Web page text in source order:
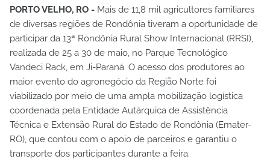
PORTO VELHO, RO - Mais de 11,8 mil agricultores familiares
de diversas regiões de Rondônia tiveram a oportunidade de
participar da 13ª Rondônia Rural Show Internacional (RRSI),
realizada de 25 a 30 de maio, no Parque Tecnológico
Vandeci Rack, em Ji-Paraná. O acesso dos produtores ao
maior evento do agronegócio da Região Norte foi
viabilizado por meio de uma ampla mobilização logística
coordenada pela Entidade Autárquica de Assistência
Técnica e Extensão Rural do Estado de Rondônia (Emater-
RO), que contou com o apoio de parceiros e garantiu o
transporte dos participantes durante a feira.